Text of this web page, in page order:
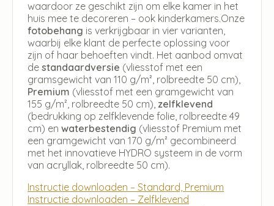
waardoor ze geschikt zijn om elke kamer in het
huis mee te decoreren – ook kinderkamers.Onze
fotobehang is verkrijgbaar in vier varianten,
waarbij elke klant de perfecte oplossing voor
zijn of haar behoeften vindt. Het aanbod omvat
de standaardversie (vliesstof met een
gramsgewicht van 110 g/m², rolbreedte 50 cm),
Premium (vliesstof met een gramgewicht van
155 g/m², rolbreedte 50 cm), zelfklevend
(bedrukking op zelfklevende folie, rolbreedte 49
cm) en waterbestendig (vliesstof Premium met
een gramgewicht van 170 g/m² gecombineerd
met het innovatieve HYDRO systeem in de vorm
van acryllak, rolbreedte 50 cm).
Instructie downloaden – Standard, Premium
Instructie downloaden – Zelfklevend